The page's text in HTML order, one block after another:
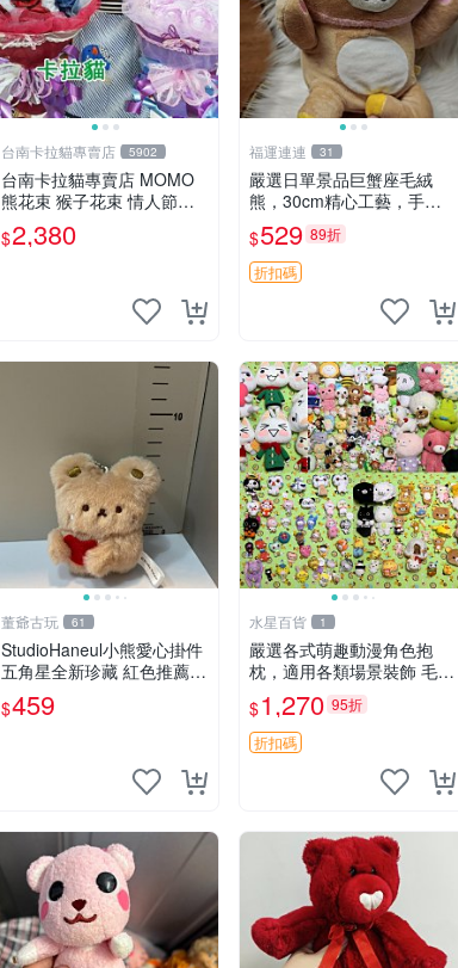
台南卡拉貓專賣店 5902
台南卡拉貓專賣店 MOMO
熊花束 猴子花束 情人節禮
物 二選一 可繡字 可今天寄
明天到
$2,380
福運連連 31
嚴選日單景品巨蟹座毛絨
熊，30cm精心工藝，手感
軟糯推薦收藏送人 巨蟹座
毛絨玩具 精緻做工
$529 89折
折扣碼
董爺古玩 61
StudioHaneul小熊愛心掛件
五角星全新珍藏 紅色推薦收
藏 玩具掛飾 掛件 新品
$459
水星百貨 1
嚴選各式萌趣動漫角色抱
枕，適用各類場景裝飾 毛絨
玩具、卡通抱枕、趣味玩偶
$1,270 95折
折扣碼